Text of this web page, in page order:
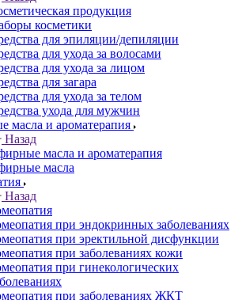
продукция
косметики
для эпиляции/депиляции
для ухода за волосами
для ухода за лицом
для загара
для ухода за телом
ухода для мужчин
масла и ароматерапия
Назад
масла и ароматерапия
масла
Назад
при эндокринных заболеваниях
при эректильной дисфункции
при заболеваниях кожи
при гинекологических
при заболеваниях ЖКТ